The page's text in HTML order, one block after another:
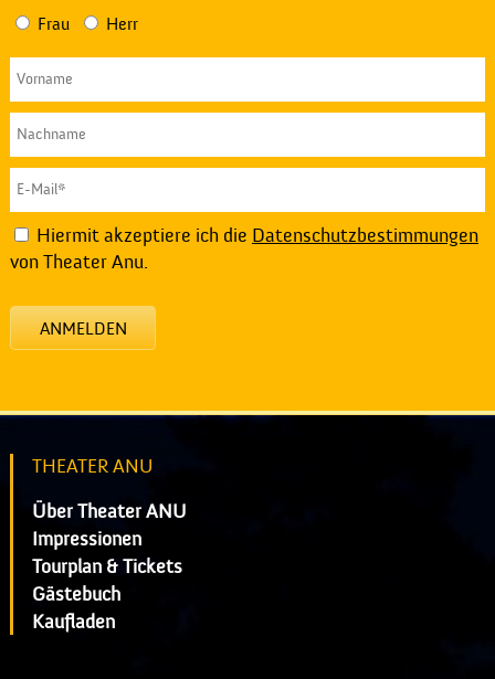
Frau Herr
Hiermit akzeptiere ich die Datenschutzbestimmungen
von Theater Anu.
ANMELDEN
THEATER ANU
Über Theater ANU
Impressionen
Tourplan & Tickets
Gästebuch
Kaufladen